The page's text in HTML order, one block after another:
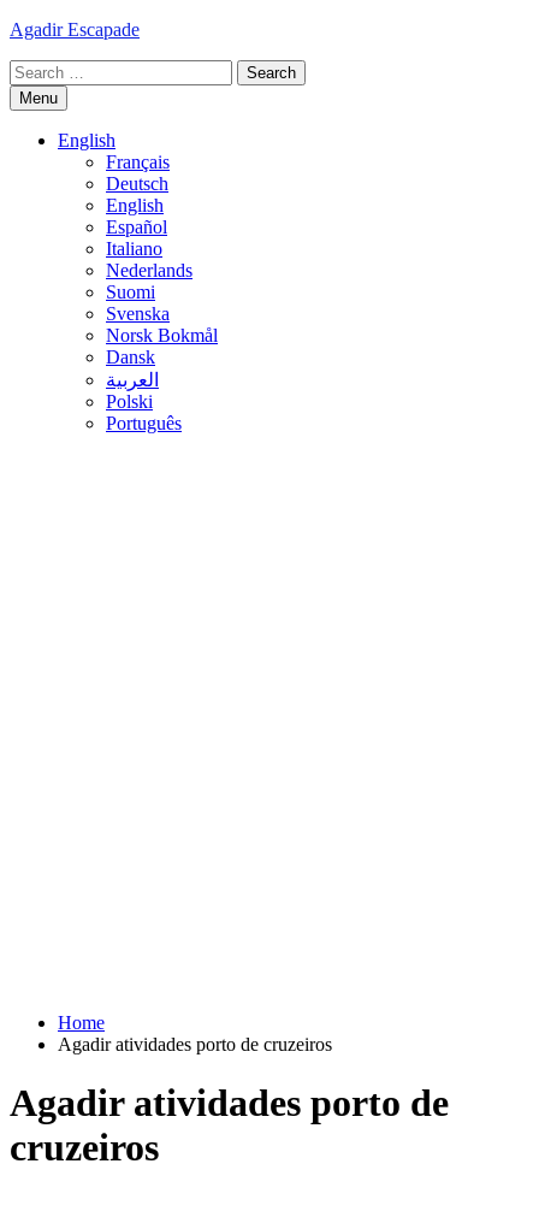
Skip
content
Agadir Escapade
Search
for:Menu
English
Français
Deutsch
English
Español
Italiano
Nederlands
Suomi
Svenska
Norsk Bokmål
Dansk
العربية
Polski
Português
Home
Agadir atividades porto de cruzeiros
Agadir atividades porto de
cruzeiros